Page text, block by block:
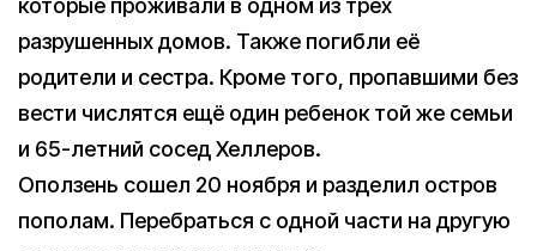
которые проживали в одном из трех
разрушенных домов. Также погибли её
родители и сестра. Кроме того, пропавшими без
вести числятся ещё один ребенок той же семьи
и 65-летний сосед Хеллеров.
Оползень сошел 20 ноября и разделил остров
пополам. Перебраться с одной части на другую